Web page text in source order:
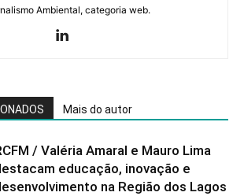
Ambiental, categoria web.
Mais do autor
/ Valéria Amaral e Mauro Lima
educação, inovação e
na Região dos Lagos